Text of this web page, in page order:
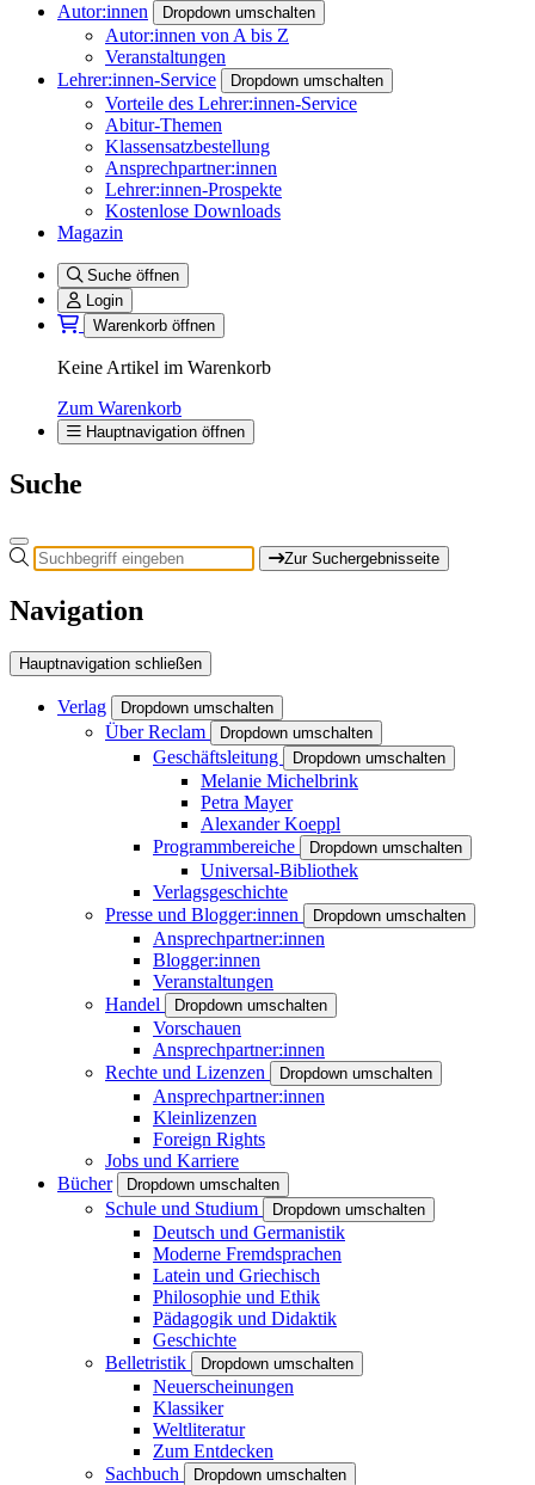
Autor:innen
Dropdown umschalten
Autor:innen von A bis Z
Veranstaltungen
Lehrer:innen-Service
Dropdown umschalten
Vorteile des Lehrer:innen-Service
Abitur-Themen
Klassensatzbestellung
Ansprechpartner:innen
Lehrer:innen-Prospekte
Kostenlose Downloads
Magazin
Suche öffnen
Login
Warenkorb öffnen
Keine Artikel im Warenkorb
Zum Warenkorb
Hauptnavigation öffnen
Suche
Zur Suchergebnisseite
Navigation
Hauptnavigation schließen
Verlag Dropdown umschalten
Über Reclam Dropdown umschalten
Geschäftsleitung Dropdown umschalten
Melanie Michelbrink
Petra Mayer
Alexander Koeppl
Programmbereiche
Dropdown umschalten
Universal-Bibliothek
Verlagsgeschichte
Presse und Blogger:innen
Dropdown umschalten
Ansprechpartner:innen
Blogger:innen
Veranstaltungen
Handel
Dropdown umschalten
Vorschauen
Ansprechpartner:innen
Rechte und Lizenzen
Dropdown umschalten
Ansprechpartner:innen
Kleinlizenzen
Foreign Rights
Jobs und Karriere
Bücher
Dropdown umschalten
Schule und Studium Dropdown umschalten
Deutsch und Germanistik
Moderne Fremdsprachen
Latein und Griechisch
Philosophie und Ethik
Pädagogik und Didaktik
Geschichte
Belletristik
Dropdown umschalten
Neuerscheinungen
Klassiker
Weltliteratur
Zum Entdecken
Sachbuch
Dropdown umschalten